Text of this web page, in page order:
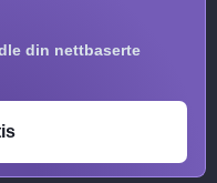
din nettbaserte